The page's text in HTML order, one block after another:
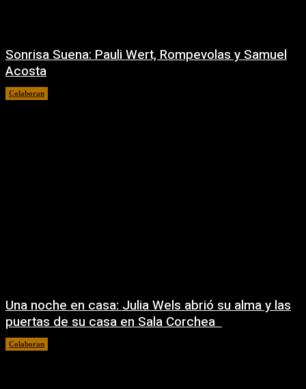
Sonrisa Suena: Pauli Wert, Rompevolas y Samuel
Acosta
Colaboran
Una noche en casa: Julia Wels abrió su alma y las
puertas de su casa en Sala Corchea
Colaboran